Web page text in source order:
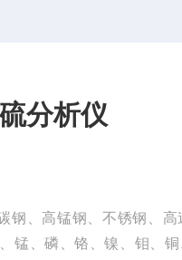
分析仪
钢、高锰钢、不锈钢、
锰、磷、铬、镍、钼、